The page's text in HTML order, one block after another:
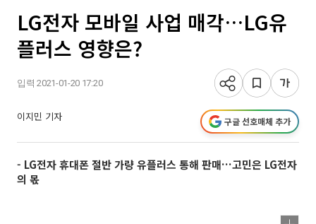
LG전자 모바일 사업 매각…LG유
플러스 영향은?
입력 2021-01-20 17:20
이지민 기자 구글 선호매체 추가
- LG전자 휴대폰 절반 가량 유플러스 통해 판매…고민은 LG전자
의 몫